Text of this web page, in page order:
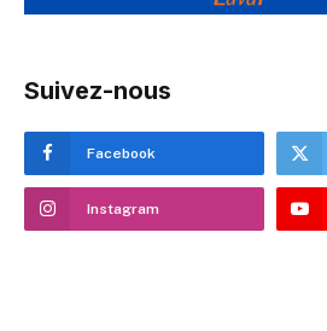
Suivez-nous
Facebook
Instagram